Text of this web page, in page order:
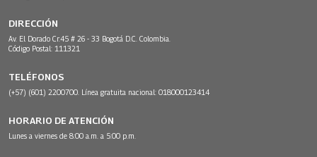
DIRECCIÓN
Av. El Dorado Cr.45 # 26 - 33 Bogotá D.C. Colombia.
Código Postal: 111321
TELÉFONOS
(+57) (601) 2200700. Línea gratuita nacional: 018000123414
HORARIO DE ATENCIÓN
Lunes a viernes de 8:00 a.m. a 5:00 p.m.